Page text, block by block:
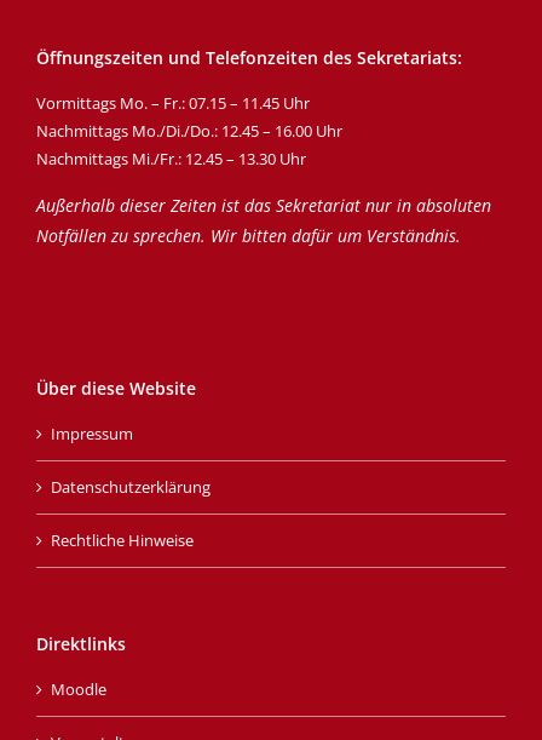
Öffnungszeiten und Telefonzeiten des Sekretariats:
Vormittags Mo. – Fr.: 07.15 – 11.45 Uhr
Nachmittags Mo./Di./Do.: 12.45 – 16.00 Uhr
Nachmittags Mi./Fr.: 12.45 – 13.30 Uhr
Außerhalb dieser Zeiten ist das Sekretariat nur in absoluten
Notfällen zu sprechen. Wir bitten dafür um Verständnis.
Über diese Website
Impressum
Datenschutzerklärung
Rechtliche Hinweise
Direktlinks
Moodle